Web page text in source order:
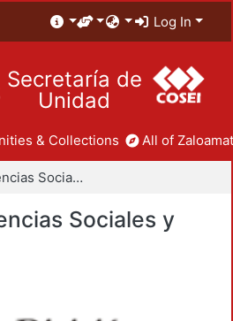
Log In
Secretaría de
Unidad
& Collections All of
División de Ciencias Sociales y Humanidades
Sociales y